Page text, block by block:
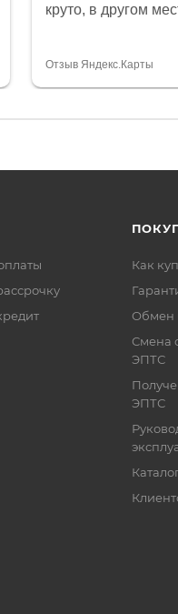
круто, в другом
спасибо
Отзыв Яндекс.Карты
Как
Обмен
Смена
ЭПТС
ЭПТС